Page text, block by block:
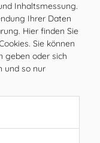
Uhr
Inhaltsmessung.
Ihrer Daten
Hier finden Sie
Sie können
geben oder sich
und so nur